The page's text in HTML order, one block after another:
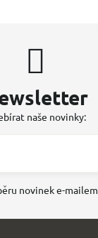
naše novinky:
novinek e-mailem